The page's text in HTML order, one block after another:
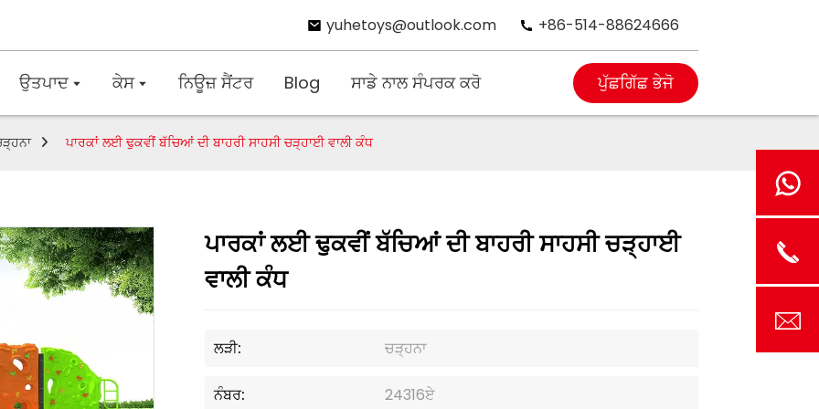
yuhetoys@outlook.com +86-514-88624666
ਉਤਪਾਦ ਕੇਸ ਨਿਊਜ਼ ਸੈਂਟਰ Blog ਸਾਡੇ ਨਾਲ ਸੰਪਰਕ ਕਰੋ ਪੁੱਛਗਿੱਛ ਭੇਜੋ
ਪਾਰਕਾਂ ਲਈ ਢੁਕਵੀਂ ਬੱਚਿਆਂ ਦੀ ਬਾਹਰੀ ਸਾਹਸੀ ਚੜ੍ਹਾਈ ਵਾਲੀ ਕੰਧ
ਪਾਰਕਾਂ ਲਈ ਢੁਕਵੀਂ ਬੱਚਿਆਂ ਦੀ ਬਾਹਰੀ ਸਾਹਸੀ ਚੜ੍ਹਾਈ
ਵਾਲੀ ਕੰਧ
ਲੜੀ: ਚੜ੍ਹਨਾ
ਨੰਬਰ: 24316ਏ